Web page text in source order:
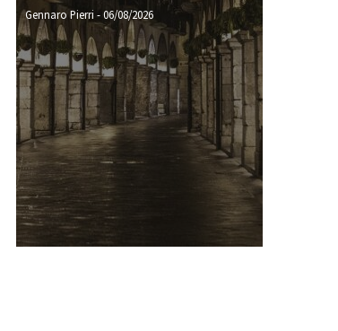
Gennaro Pierri -06/08/2026